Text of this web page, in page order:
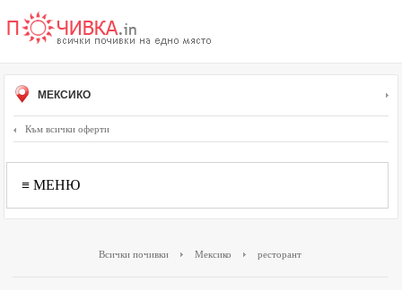
МЕКСИКО
Към всички оферти
≡ МЕНЮ
Всички почивки Мексико ресторант